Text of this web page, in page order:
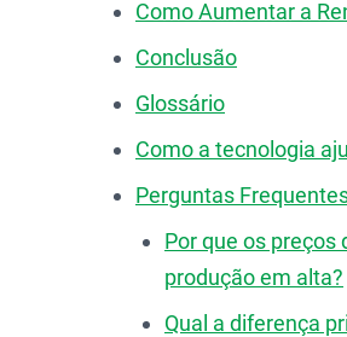
Como Aumentar a
Conclusão
Glossário
Como a tecnologia
Perguntas
Por que os
produção em alta?
Qual a diferença